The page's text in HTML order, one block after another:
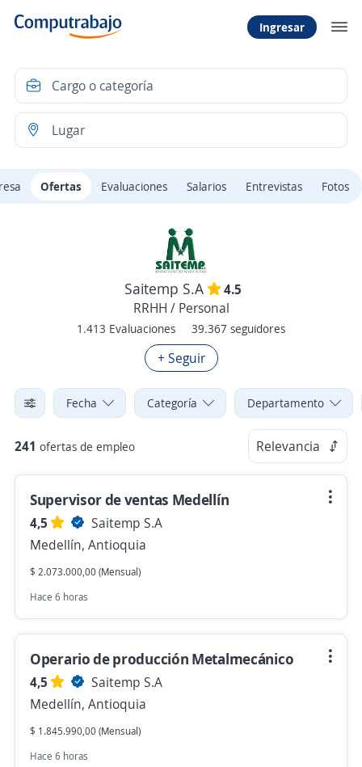
Ingresar
Ofertas Evaluaciones Salarios Entrevistas Fotos
Saitemp S.A
4.5
RRHH / Personal
1.413 Evaluaciones 39.367 seguidores
+ Seguir
Fecha Categoría Departamento
241 ofertas de empleo Relevancia
Supervisor de ventas Medellín
4,5
Saitemp S.A
Medellín, Antioquia
$ 2.073.000,00 (Mensual)
Hace 6 horas
Operario de producción Metalmecánico
4,5
Saitemp S.A
Medellín, Antioquia
$ 1.845.990,00 (Mensual)
Hace 6 horas